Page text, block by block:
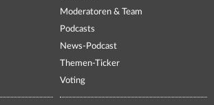
Moderatoren & Team
Podcasts
News-Podcast
Themen-Ticker
Voting